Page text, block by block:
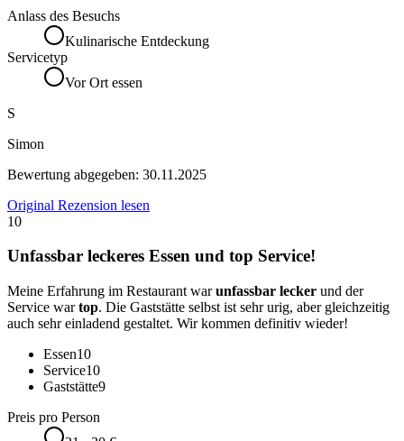
Anlass des Besuchs
Kulinarische Entdeckung
Servicetyp
Vor Ort essen
S
Simon
Bewertung abgegeben: 30.11.2025
Original Rezension lesen
10
Unfassbar leckeres Essen und top Service!
Meine Erfahrung im Restaurant warunfassbar lecker und der
Service wartop. Die Gaststätte selbst ist sehr urig, aber gleichzeitig
auch sehr einladend gestaltet. Wir kommen definitiv wieder!
Essen10
Service10
Gaststätte9
Preis pro Person